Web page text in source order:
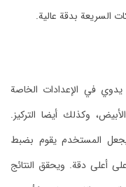
السريعة بدقة عالية.
في الإعدادات الخاصة
وكذلك أيضا التركيز.
المستخدم يقوم بضبط
أعلى دقة. ويحقق النتائج